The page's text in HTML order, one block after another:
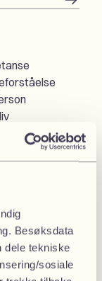
Besøksdata
dele tekniske
sosiale